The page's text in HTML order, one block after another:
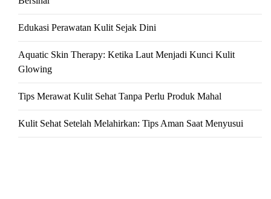
Edukasi Perawatan Kulit Sejak Dini
Aquatic Skin Therapy: Ketika Laut Menjadi Kunci Kulit
Glowing
Tips Merawat Kulit Sehat Tanpa Perlu Produk Mahal
Kulit Sehat Setelah Melahirkan: Tips Aman Saat Menyusui